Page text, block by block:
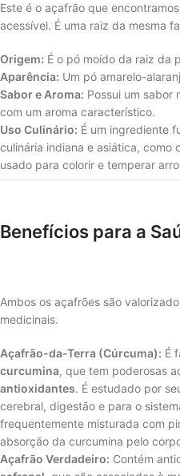
Este é o açafrão que
acessível. É uma raiz da mesma
Origem: É o pó moído da raiz da
Aparência: Um pó amarelo-
Sabor e Aroma: Possui um sabor
com um aroma característico.
Uso Culinário: É um ingrediente
culinária indiana e asiática, como
usado para colorir e temperar
Benefícios para a
Ambos os açafrões são
medicinais.
Açafrão-da-Terra (Cúrcuma): É
curcumina, que tem poderosas
antioxidantes. É estudado por
cerebral, digestão e para o
frequentemente misturada com
absorção da curcumina pelo
Açafrão Verdadeiro: Contém